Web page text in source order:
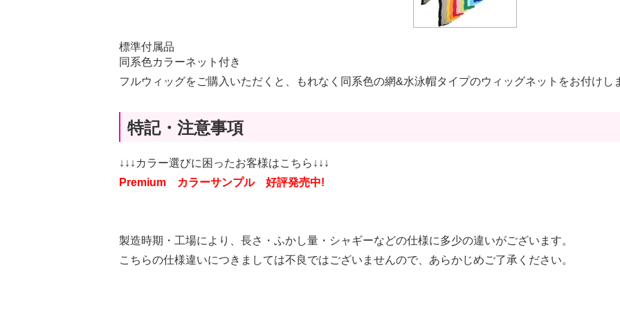
標準付属品
同系色カラーネット付き
フルウィッグをご購入いただくと、もれなく同系色の網&水泳帽タイプのウィッグネットをお付けし
特記・注意事項
↓↓↓カラー選びに困ったお客様はこちら↓↓↓
Premium カラーサンプル 好評発売中!
製造時期・工場により、長さ・ふかし量・シャギーなどの仕様に多少の違いがございます。
こちらの仕様違いにつきましては不良ではございませんので、あらかじめご了承ください。